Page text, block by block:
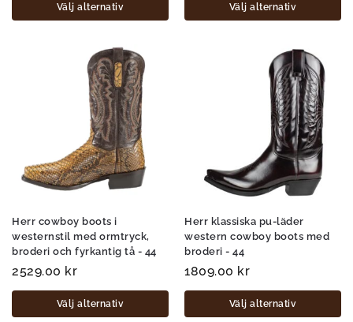
Välj alternativ Välj alternativ
Herr cowboy boots i
westernstil med ormtryck,
broderi och fyrkantig tå - 44
2529.00 kr
Välj alternativ
Herr klassiska pu-läder
western cowboy boots med
broderi - 44
1809.00 kr
Välj alternativ